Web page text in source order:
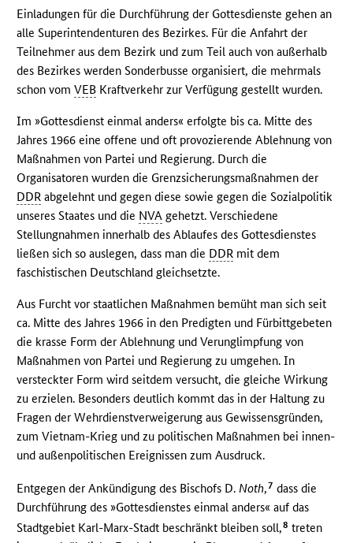
Einladungen für die Durchführung der Gottesdienste gehen an
alle Superintendenturen des Bezirkes. Für die Anfahrt der
Teilnehmer aus dem Bezirk und zum Teil auch von außerhalb
des Bezirkes werden Sonderbusse organisiert, die mehrmals
schon vomVEB Kraftverkehr zur Verfügung gestellt wurden.
Im »Gottesdienst einmal anders« erfolgte bis ca. Mitte des
Jahres 1966 eine offene und oft provozierende Ablehnung von
Maßnahmen von Partei und Regierung. Durch die
Organisatoren wurden die Grenzsicherungsmaßnahmen der
DDR abgelehnt und gegen diese sowie gegen die Sozialpolitik
unseres Staates und die NVA gehetzt. Verschiedene
Stellungnahmen innerhalb des Ablaufes des Gottesdienstes
ließen sich so auslegen, dass man die DDR mit dem
faschistischen Deutschland gleichsetzte.
Aus Furcht vor staatlichen Maßnahmen bemüht man sich seit
ca. Mitte des Jahres 1966 in den Predigten und Fürbittgebeten
die krasse Form der Ablehnung und Verunglimpfung von
Maßnahmen von Partei und Regierung zu umgehen. In
versteckter Form wird seitdem versucht, die gleiche Wirkung
zu erzielen. Besonders deutlich kommt das in der Haltung zu
Fragen der Wehrdienstverweigerung aus Gewissensgründen,
zum Vietnam-Krieg und zu politischen Maßnahmen bei innen-
und außenpolitischen Ereignissen zum Ausdruck.
Entgegen der Ankündigung des Bischofs D.Noth,7 dass die
Durchführung des »Gottesdienstes einmal anders« auf das
Stadtgebiet Karl-Marx-Stadt beschränkt bleiben soll,8 treten